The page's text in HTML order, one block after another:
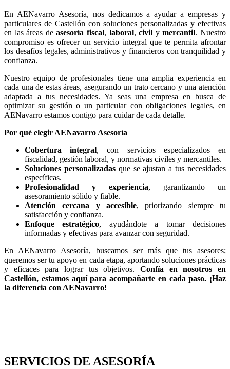
En AENavarro Asesoría, nos dedicamos a ayudar a empresas y
particulares de Castellón con soluciones personalizadas y efectivas
en las áreas deasesoría fiscal, laboral,civil ymercantil. Nuestro
compromiso es ofrecer un servicio integral que te permita afrontar
los desafíos legales, administrativos y financieros con tranquilidad y
confianza.
Nuestro equipo de profesionales tiene una amplia experiencia en
cada una de estas áreas, asegurando un trato cercano y una atención
adaptada a tus necesidades. Ya seas una empresa en busca de
optimizar su gestión o un particular con obligaciones legales, en
AENavarro estamos contigo para cuidar de cada detalle.
Por qué elegir AENavarro Asesoría
Cobertura integral, con servicios especializados en
fiscalidad, gestión laboral, y normativas civiles y mercantiles.
Soluciones personalizadasque se ajustan a tus necesidades
específicas.
Profesionalidad y experiencia, garantizando un
asesoramiento sólido y fiable.
Atención cercana y accesible, priorizando siempre tu
satisfacción y confianza.
Enfoque estratégico, ayudándote a tomar decisiones
informadas y efectivas para avanzar con seguridad.
En AENavarro Asesoría, buscamos ser más que tus asesores;
queremos ser tu apoyo en cada etapa, aportando soluciones prácticas
y eficaces para lograr tus objetivos. Confía en nosotros en
Castellón, estamos aquí para acompañarte en cada paso. ¡Haz
la diferencia con AENavarro!
SERVICIOS DE ASESORÍA